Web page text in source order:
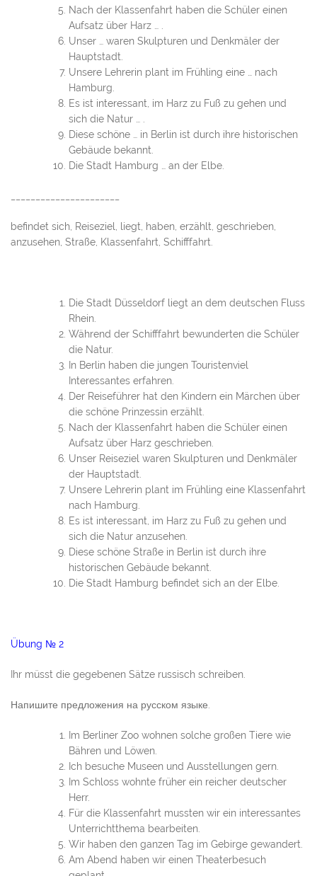
Nach der Klassenfahrt haben die Schüler einen
Aufsatz über Harz … .
Unser … waren Skulpturen und Denkmäler der
Hauptstadt.
Unsere Lehrerin plant im Frühling eine … nach
Hamburg.
Es ist interessant, im Harz zu Fuß zu gehen und
sich die Natur … .
Diese schöne … in Berlin ist durch ihre historischen
Gebäude bekannt.
Die Stadt Hamburg … an der Elbe.
befindet sich, Reiseziel, liegt, haben, erzählt, geschrieben,
anzusehen, Straße, Klassenfahrt, Schifffahrt.
Die Stadt Düsseldorf liegt an dem deutschen Fluss
Rhein.
Während der Schifffahrt bewunderten die Schüler
die Natur.
In Berlin haben die jungen Touristenviel
Interessantes erfahren.
Der Reiseführer hat den Kindern ein Märchen über
die schöne Prinzessin erzählt.
Nach der Klassenfahrt haben die Schüler einen
Aufsatz über Harz geschrieben.
Unser Reiseziel waren Skulpturen und Denkmäler
der Hauptstadt.
Unsere Lehrerin plant im Frühling eine Klassenfahrt
nach Hamburg.
Es ist interessant, im Harz zu Fuß zu gehen und
sich die Natur anzusehen.
Diese schöne Straße in Berlin ist durch ihre
historischen Gebäude bekannt.
Die Stadt Hamburg befindet sich an der Elbe.
Übung № 2
Ihr müsst die gegebenen Sätze russisch schreiben.
Напишите предложения на русском языке.
Im Berliner Zoo wohnen solche großen Tiere wie
Bähren und Löwen.
Ich besuche Museen und Ausstellungen gern.
Im Schloss wohnte früher ein reicher deutscher
Herr.
Für die Klassenfahrt mussten wir ein interessantes
Unterrichtthema bearbeiten.
Wir haben den ganzen Tag im Gebirge gewandert.
Am Abend haben wir einen Theaterbesuch